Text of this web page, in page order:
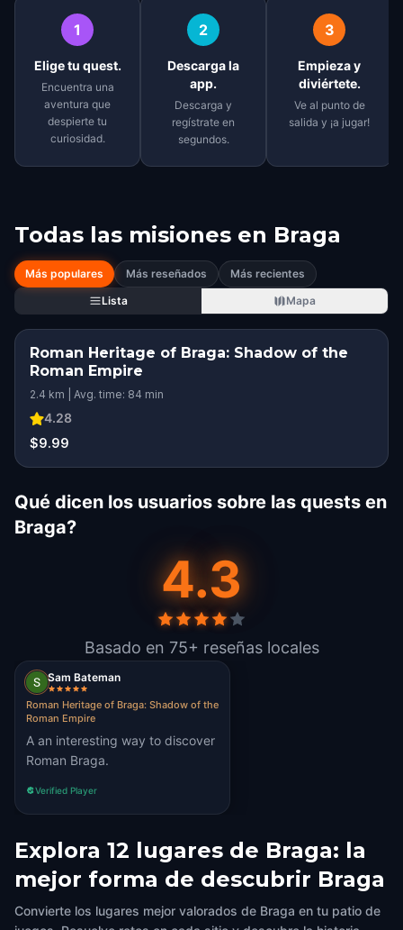
1
Elige tu quest.
Encuentra una
aventura que
despierte tu
curiosidad.
2
Descarga la
app.
Descarga y
regístrate en
segundos.
3
Empieza y
diviértete.
Ve al punto de
salida y ¡a jugar!
Todas las misiones en Braga
Más populares Más reseñados
Más recientes
Lista
Mapa
Roman Heritage of Braga: Shadow of the
Roman Empire
2.4 km | Avg. time: 84 min
4.28
$9.99
Qué dicen los usuarios sobre las quests en
Braga?
4.3
Basado en 75+ reseñas locales
Sam Bateman
Roman Heritage of Braga: Shadow of the
Roman Empire
A an interesting way to discover
Roman Braga.
Verified Player
Explora 12 lugares de Braga: la
mejor forma de descubrir Braga
Convierte los lugares mejor valorados de Braga en tu patio de